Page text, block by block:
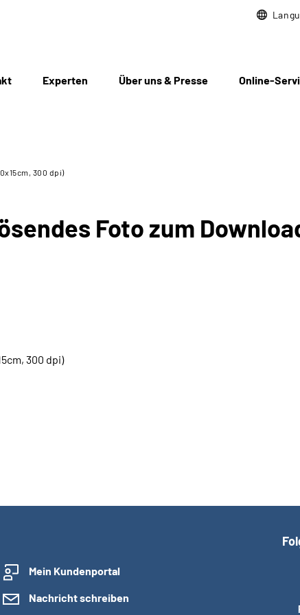
Experten Über uns & Presse Online-
300 dpi)
Foto zum
300 dpi)
Mein Kundenportal
Nachricht schreiben